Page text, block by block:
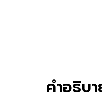
คำอธิบ